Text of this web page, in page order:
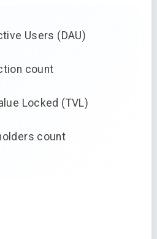
Users (DAU)
count
Locked (TVL)
count